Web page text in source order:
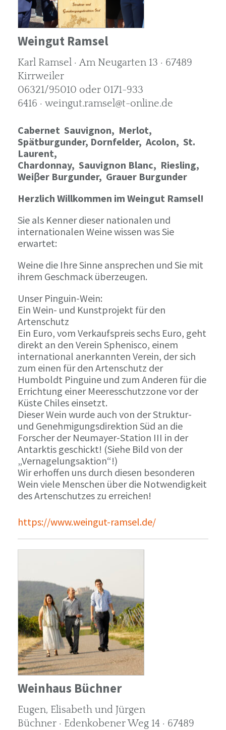
Weingut Ramsel
Karl Ramsel · Am Neugarten 13 · 67489
Kirrweiler
06321/95010 oder 0171-933
6416 · weingut.ramsel@t-online.de
Cabernet Sauvignon, Merlot,
Spätburgunder, Dornfelder, Acolon, St.
Laurent,
Chardonnay, Sauvignon Blanc, Riesling,
Weiβer Burgunder, Grauer Burgunder
Herzlich Willkommen im Weingut Ramsel!
Sie als Kenner dieser nationalen und
internationalen Weine wissen was Sie
erwartet:
Weine die Ihre Sinne ansprechen und Sie mit
ihrem Geschmack überzeugen.
Unser Pinguin-Wein:
Ein Wein- und Kunstprojekt für den
Artenschutz
Ein Euro, vom Verkaufspreis sechs Euro, geht
direkt an den Verein Sphenisco, einem
international anerkannten Verein, der sich
zum einen für den Artenschutz der
Humboldt Pinguine und zum Anderen für die
Errichtung einer Meeresschutzzone vor der
Küste Chiles einsetzt.
Dieser Wein wurde auch von der Struktur-
und Genehmigungsdirektion Süd an die
Forscher der Neumayer-Station III in der
Antarktis geschickt! (Siehe Bild von der
„Vernagelungsaktion“!)
Wir erhoffen uns durch diesen besonderen
Wein viele Menschen über die Notwendigkeit
des Artenschutzes zu erreichen!
https://www.weingut-ramsel.de/
Weinhaus Büchner
Eugen, Elisabeth und Jürgen
Büchner · Edenkobener Weg 14 · 67489